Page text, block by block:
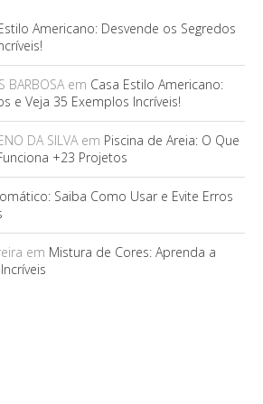
Americano: Desvende os Segredos
BARBOSAem Casa Estilo Americano:
e Veja 35 Exemplos Incríveis!
DA SILVAem Piscina de Areia: O Que
+23 Projetos
Saiba Como Usar e Evite Erros
em Mistura de Cores: Aprenda a